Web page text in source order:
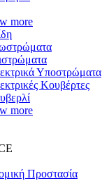
more
Υποστρώματα
Κουβέρτες
more
Προστασία